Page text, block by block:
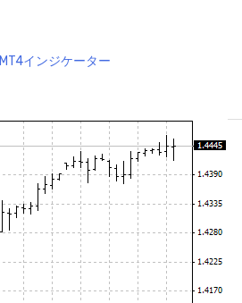
MT4インジケーター